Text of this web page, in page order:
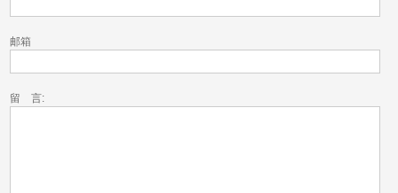
邮箱
留 言: